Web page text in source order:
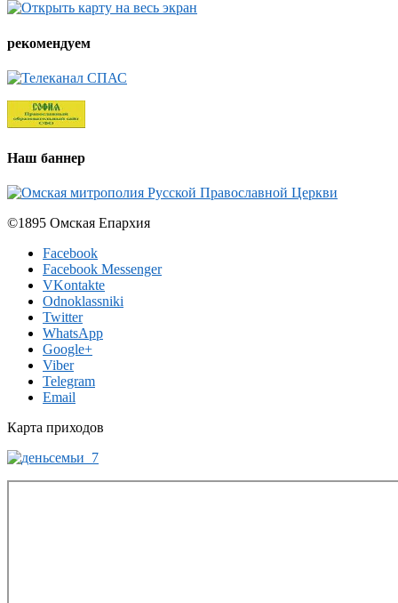
рекомендуем
Наш баннер
©1895 Омская Епархия
Facebook
Facebook Messenger
VKontakte
Odnoklassniki
Twitter
WhatsApp
Google+
Viber
Telegram
Email
Карта приходов